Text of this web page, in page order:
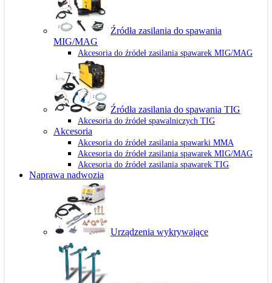
Źródła zasilania do spawania
MIG/MAG
Akcesoria do źródeł zasilania spawarek MIG/MAG
Źródła zasilania do spawania TIG
Akcesoria do źródeł spawalniczych TIG
Akcesoria
Akcesoria do źródeł zasilania spawarki MMA
Akcesoria do źródeł zasilania spawarek MIG/MAG
Akcesoria do źródeł zasilania spawarek TIG
Naprawa nadwozia
Urządzenia wykrywające